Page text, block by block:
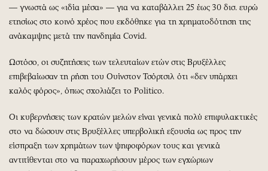
― γνωστά ως «ιδία μέσα» ― για να καταβάλλει 25 έως 30 δισ. ευρώ
ετησίως στο κοινό χρέος που εκδόθηκε για τη χρηματοδότηση της
ανάκαμψης μετά την πανδημία Covid.
Ωστόσο, οι συζητήσεις των τελευταίων ετών στις Βρυξέλλες
επιβεβαίωσαν τη ρήση του Ουίνστον Τσόρτσιλ ότι «δεν υπάρχει
καλός φόρος», όπως σχολιάζει το Politico.
Οι κυβερνήσεις των κρατών μελών είναι γενικά πολύ επιφυλακτικές
στο να δώσουν στις Βρυξέλλες υπερβολική εξουσία ως προς την
είσπραξη των χρημάτων των ψηφοφόρων τους και γενικά
αντιτίθενται στο να παραχωρήσουν μέρος των εγχώριων